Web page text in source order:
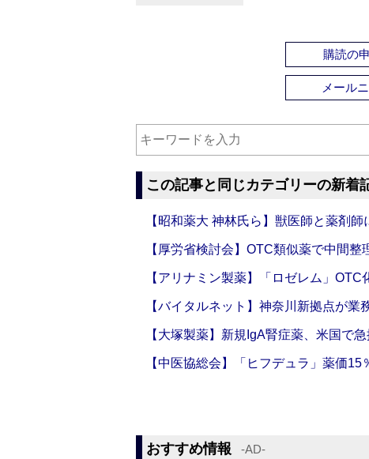
購読の
メール
この記事と同じカテゴリーの新着
【昭和薬大 神林氏ら】獣医師と薬剤
【厚労省検討会】OTC類似薬で中間整
【アリナミン製薬】「ロゼレム」
【バイタルネット】神奈川新拠点が業
【大塚製薬】新規IgA腎症薬、米国で
【中医協総会】「ヒフデュラ」薬価
おすすめ情報 ‐AD‐